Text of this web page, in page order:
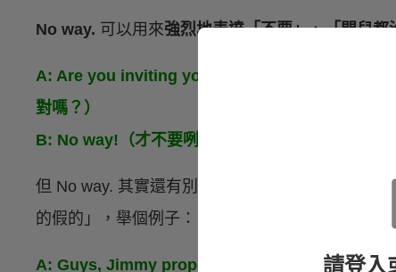
No way. 可以用來強烈地表達「不要」、「門兒都
A: Are you inviting your supervisor to your
對嗎？）
B: No way!（才不要咧！）
但 No way. 其實還有別的意思，可以用來表達你
的假的」，舉個例子：
A: Guys, Jimmy proposed to me last night.請登入